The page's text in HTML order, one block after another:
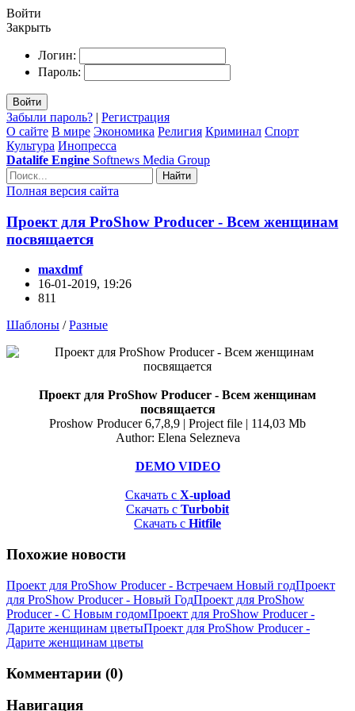
Войти
Закрыть
Логин:
Пароль:
Войти
Забыли пароль? | Регистрация
О сайте В мире Экономика Религия Криминал Спорт
Культура Инопресса
Datalife Engine Softnews Media Group
Найти
Полная версия сайта
Проект для ProShow Producer - Всем женщинам
посвящается
maxdmf
16-01-2019, 19:26
811
Шаблоны /Разные
Проект для ProShow Producer - Всем женщинам
посвящается
Proshow Producer 6,7,8,9 | Project file | 114,03 Mb
Author: Elena Selezneva
DEMO VIDEO
Скачать с X-upload
Скачать с Turbobit
Скачать с Hitfile
Похожие новости
Проект для ProShow Producer - Встречаем Новый годПроект
для ProShow Producer - Новый ГодПроект для ProShow
Producer - С Новым годомПроект для ProShow Producer -
Дарите женщинам цветыПроект для ProShow Producer -
Дарите женщинам цветы
Комментарии (0)
Навигация